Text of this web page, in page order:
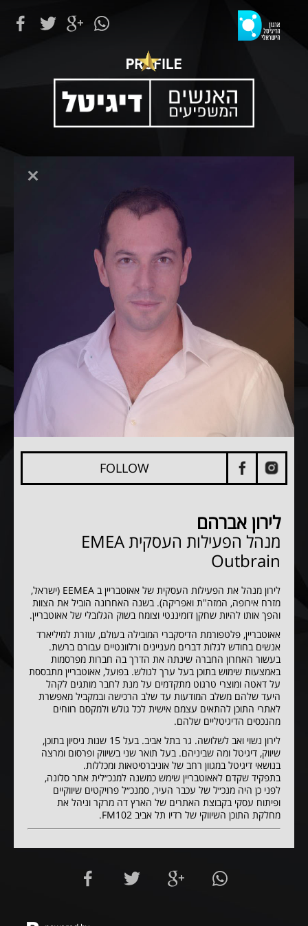
FOLLOW
לירון אברהם
מנהל הפעילות העסקית EMEA
Outbrain
לירון מנהל את הפעילות העסקית של אאוטבריין ב EEMEA (ישראל,
מזרח אירופה, המזה"ת ואפריקה). בשנה האחרונה הוביל את הצוות
והפך אותו להיות שחקן דומיננטי וצומח בשוק הגלובלי של אאוטבריין.
אאוטבריין, פלטפורמת הדיסקברי המובילה בעולם, עוזרת למיליארד
אנשים בחודש לגלות דברים מעניינים ורלוונטיים עבורם ברשת.
בעשור האחרון החברה שינתה את הדרך בה חברות מפרסמות
באמצעות שימוש בתוכן בעל ערך לגולש. בפועל, אאוטבריין מתבססת
על דאטה ומוצרי טרגוט מתקדמים על מנת לחבר מותגים לקהל
היעד שלהם משלב המודעות עד שלב הרכישה ובמקביל מאפשרת
לאתרי התוכן להתאים עצמם אישית לכל גולש ולמקסם רווחים
מהנכסים הדיגיטליים שלהם.
לירון נשוי ואב לשלושה. גר בתל אביב. בעל 15 שנות ניסיון בתוכן,
שיווק, דיגיטל ומה שביניהם. בעל תואר שני בשיווק ופרסום ומרצה
בנושאי דיגיטל במגוון רחב של אוניברסיטאות ומכללות.
בתפקיד שקדם לאאוטבריין שימש כמשנה למנכ״לית אתר סלונה,
לפני כן היה מנכ״ל של עכבר העיר, סמנכ״ל פרויקטים שיווקיים
ופיתוח עסקי בקבוצת האתרים של הארץ דה מרקר וניהל את
מחלקת התוכן השיווקי של רדיו תל אביב FM102.